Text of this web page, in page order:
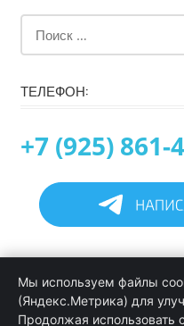
ТЕЛЕФОН:
+7 (925) 861-
Информация
Программирование в
Мы используем файлы
(Яндекс.Метрика) для
Продолжая использовать